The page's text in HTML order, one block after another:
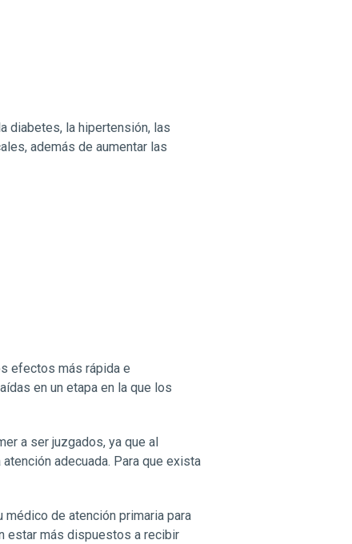
diabetes, la hipertensión, las
además de aumentar las
efectos más rápida e
en un etapa en la que los
a ser juzgados, ya que al
adecuada. Para que exista
de atención primaria para
estar más dispuestos a recibir